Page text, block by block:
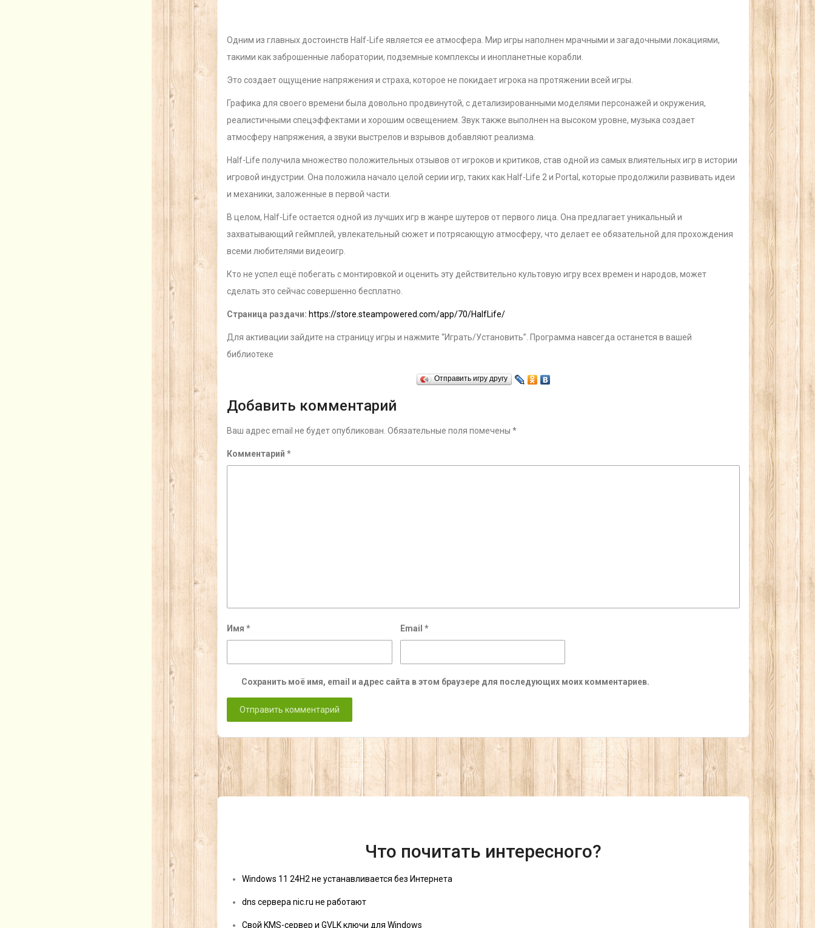
Одним из главных достоинств Half-Life является ее атмосфера. Мир игры наполнен мрачными и загадочными локациями,
такими как заброшенные лаборатории, подземные комплексы и инопланетные корабли.
Это создает ощущение напряжения и страха, которое не покидает игрока на протяжении всей игры.
Графика для своего времени была довольно продвинутой, с детализированными моделями персонажей и окружения,
реалистичными спецэффектами и хорошим освещением. Звук также выполнен на высоком уровне, музыка создает
атмосферу напряжения, а звуки выстрелов и взрывов добавляют реализма.
Half-Life получила множество положительных отзывов от игроков и критиков, став одной из самых влиятельных игр в истории
игровой индустрии. Она положила начало целой серии игр, таких как Half-Life 2 и Portal, которые продолжили развивать идеи
и механики, заложенные в первой части.
В целом, Half-Life остается одной из лучших игр в жанре шутеров от первого лица. Она предлагает уникальный и
захватывающий геймплей, увлекательный сюжет и потрясающую атмосферу, что делает ее обязательной для прохождения
всеми любителями видеоигр.
Кто не успел ещё побегать с монтировкой и оценить эту действительно культовую игру всех времен и народов, может
сделать это сейчас совершенно бесплатно.
Страница раздачи: https://store.steampowered.com/app/70/HalfLife/
Для активации зайдите на страницу игры и нажмите “Играть/Установить”. Программа навсегда останется в вашей
библиотеке
Отправить игру другу
Добавить комментарий
Ваш адрес email не будет опубликован. Обязательные поля помечены*
Комментарий*
Имя* Email *
Сохранить моё имя, email и адрес сайта в этом браузере для последующих моих комментариев.
Что почитать интересного?
Windows 11 24H2 не устанавливается без Интернета
dns сервера nic.ru не работают
Свой KMS-сервер и GVLK ключи для Windows